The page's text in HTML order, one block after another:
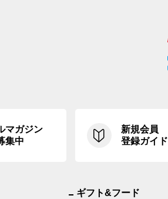
マガジン
集中
新規会員
登録ガイド
ギフト&フード